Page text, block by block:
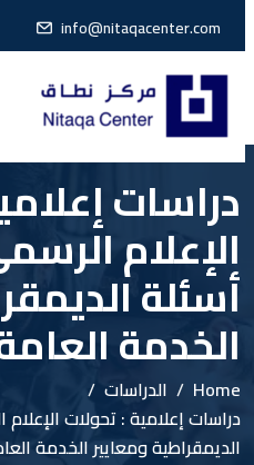
info@nitaqacenter.com
دراسات
الإعلام
أسئلة
الخدمة العامة
Home
الدراسات
دراسات إعلامية : تحولات الإعلام
الديمقراطية ومعايير الخدمة